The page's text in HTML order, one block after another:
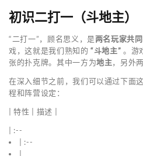
初识二打一（斗地主）
“二打一”，顾名思义，是两名玩家共
戏，这就是我们熟知的“斗地主” 。游
张的扑克牌。其中一方为地主，另外
在深入细节之前，我们可以通过下面
程和阵营设定：
| 特性 | 描述 |
| :--
| :--